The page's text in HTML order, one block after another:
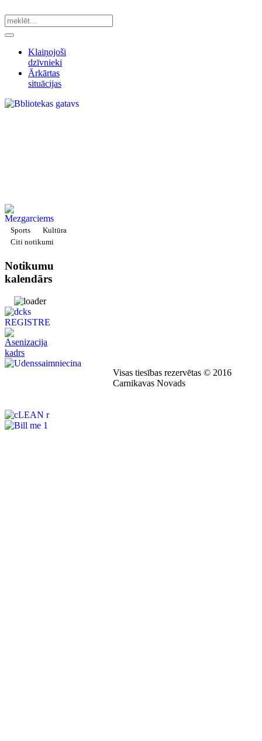
Klaiņojoši
dzīvnieki
Ārkārtas
situācijas
Sports
Kultūra
Citi notikumi
Notikumu
kalendārs
Visas tiesības rezervētas © 2016
Carnikavas Novads